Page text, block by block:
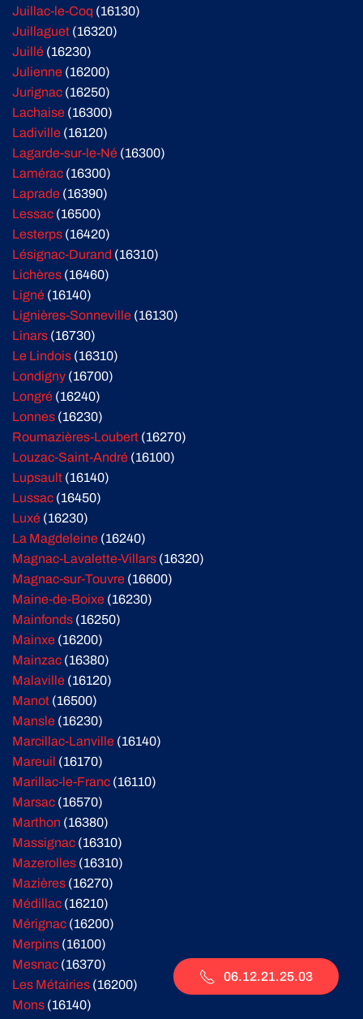
Juillac-le-Coq (16130)
Juillaguet (16320)
Juillé (16230)
Julienne (16200)
Jurignac (16250)
Lachaise (16300)
Ladiville (16120)
Lagarde-sur-le-Né (16300)
Lamérac (16300)
Laprade (16390)
Lessac (16500)
Lesterps (16420)
Lésignac-Durand (16310)
Lichères (16460)
Ligné (16140)
Lignières-Sonneville (16130)
Linars (16730)
Le Lindois (16310)
Londigny (16700)
Longré (16240)
Lonnes (16230)
Roumazières-Loubert (16270)
Louzac-Saint-André (16100)
Lupsault (16140)
Lussac (16450)
Luxé (16230)
La Magdeleine (16240)
Magnac-Lavalette-Villars (16320)
Magnac-sur-Touvre (16600)
Maine-de-Boixe (16230)
Mainfonds (16250)
Mainxe (16200)
Mainzac (16380)
Malaville (16120)
Manot (16500)
Mansle (16230)
Marcillac-Lanville (16140)
Mareuil (16170)
Marillac-le-Franc (16110)
Marsac (16570)
Marthon (16380)
Massignac (16310)
Mazerolles (16310)
Mazières (16270)
Médillac (16210)
Mérignac (16200)
Merpins (16100)
Mesnac (16370)
Les Métairies (16200)
Mons (16140)
06.12.21.25.03